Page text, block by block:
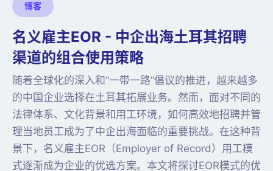
博客
名义雇主EOR - 中企出海土耳其招聘
渠道的组合使用策略
随着全球化的深入和“一带一路”倡议的推进，越来越多
的中国企业选择在土耳其拓展业务。然而，面对不同的
法律体系、文化背景和用工环境，如何高效地招聘并管
理当地员工成为了中企出海面临的重要挑战。在这种背
景下，名义雇主EOR（Employer of Record）用工模
式逐渐成为企业的优选方案。本文将探讨EOR模式的优